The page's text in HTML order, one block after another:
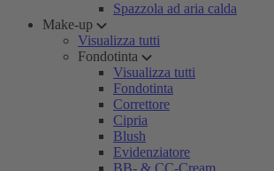
Spazzola ad aria calda
Make-up
Visualizza tutti
Fondotinta
Visualizza tutti
Fondotinta
Correttore
Cipria
Blush
Evidenziatore
BB- & CC-Cream